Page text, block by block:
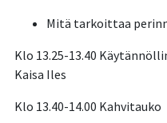
Mitä tarkoittaa
Klo 13.25-13.40
Kaisa Iles
Klo 13.40-14.00 Kahvitauko